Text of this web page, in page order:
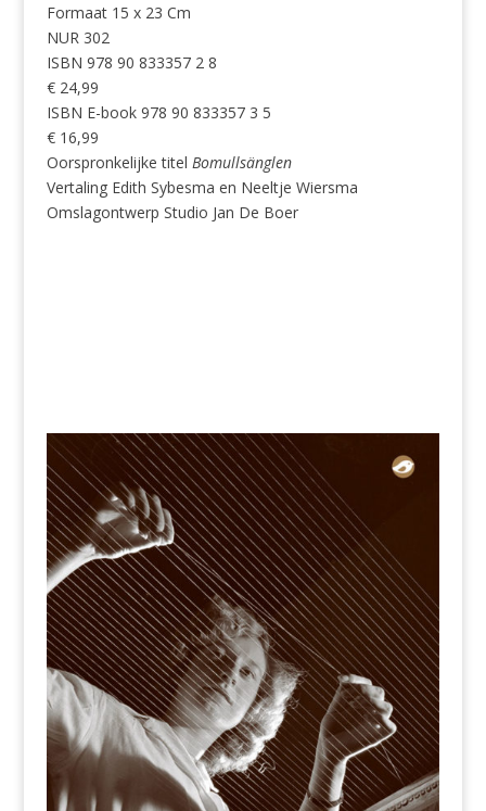
Formaat 15 x 23 Cm
NUR 302
ISBN 978 90 833357 2 8
€ 24,99
ISBN E-book 978 90 833357 3 5
€ 16,99
Oorspronkelijke titel Bomullsänglen
Vertaling Edith Sybesma en Neeltje Wiersma
Omslagontwerp Studio Jan De Boer